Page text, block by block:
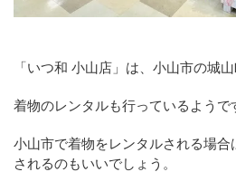
「いつ和 小山店」は、小山市の城
着物のレンタルも行っているようで
小山市で着物をレンタルされる場
されるのもいいでしょう。